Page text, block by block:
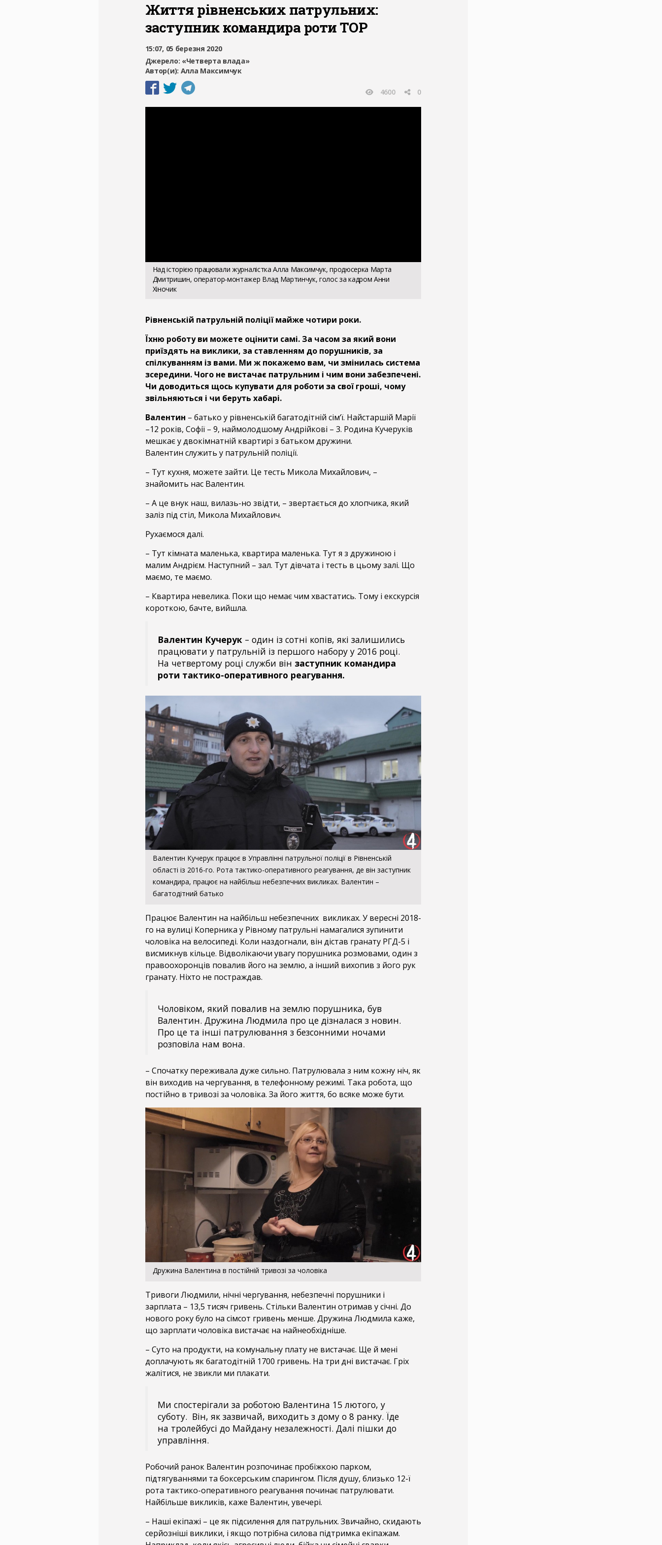
Життя рівненських патрульних:
заступник командира роти ТОР
15:07, 05 березня 2020
Джерело: «Четверта влада»
Автор(и): Алла Максимчук
4600 0
Над історією працювали журналістка Алла Максимчук, продюсерка Марта
Дмитришин, оператор-монтажер Влад Мартинчук, голос за кадром Анни
Хіночик
Рівненській патрульній поліції майже чотири роки.
Їхню роботу ви можете оцінити самі. За часом за який вони
приїздять на виклики, за ставленням до порушників, за
спілкуванням із вами. Ми ж покажемо вам, чи змінилась система
зсередини. Чого не вистачає патрульним і чим вони забезпечені.
Чи доводиться щось купувати для роботи за свої гроші, чому
звільняються і чи беруть хабарі.
Валентин – батько у рівненській багатодітній сім‘ї. Найстаршій Марії
–12 років, Софії – 9, наймолодшому Андрійкові – 3. Родина Кучеруків
мешкає у двокімнатній квартирі з батьком дружини.
Валентин служить у патрульній поліції.
– Тут кухня, можете зайти. Це тесть Микола Михайлович, –
знайомить нас Валентин.
– А це внук наш, вилазь-но звідти, – звертається до хлопчика, який
заліз під стіл, Микола Михайлович.
Рухаємося далі.
– Тут кімната маленька, квартира маленька. Тут я з дружиною і
малим Андрієм. Наступний – зал. Тут дівчата і тесть в цьому залі. Що
маємо, те маємо.
– Квартира невелика. Поки що немає чим хвастатись. Тому і екскурсія
короткою, бачте, вийшла.
Валентин Кучерук – один із сотні копів, які залишились
працювати у патрульній із першого набору у 2016 році.
На четвертому році служби він заступник командира
роти тактико-оперативного реагування.
Валентин Кучерук працює в Управлінні патрульної поліції в Рівненській
області із 2016-го. Рота тактико-оперативного реагування, де він заступник
командира, працює на найбільш небезпечних викликах. Валентин –
багатодітний батько
Працює Валентин на найбільш небезпечних викликах. У вересні 2018-
го на вулиці Коперника у Рівному патрульні намагалися зупинити
чоловіка на велосипеді. Коли наздогнали, він дістав гранату РГД-5 і
висмикнув кільце. Відволікаючи увагу порушника розмовами, один з
правоохоронців повалив його на землю, а інший вихопив з його рук
гранату. Ніхто не постраждав.
Чоловіком, який повалив на землю порушника, був
Валентин. Дружина Людмила про це дізналася з новин.
Про це та інші патрулювання з безсонними ночами
розповіла нам вона.
– Спочатку переживала дуже сильно. Патрулювала з ним кожну ніч, як
він виходив на чергування, в телефонному режимі. Така робота, що
постійно в тривозі за чоловіка. За його життя, бо всяке може бути.
Дружина Валентина в постійній тривозі за чоловіка
Тривоги Людмили, нічні чергування, небезпечні порушники і
зарплата – 13,5 тисяч гривень. Стільки Валентин отримав у січні. До
нового року було на сімсот гривень менше. Дружина Людмила каже,
що зарплати чоловіка вистачає на найнеобхідніше.
– Суто на продукти, на комунальну плату не вистачає. Ще й мені
доплачують як багатодітній 1700 гривень. На три дні вистачає. Гріх
жалітися, не звикли ми плакати.
Ми спостерігали за роботою Валентина 15 лютого, у
суботу. Він, як зазвичай, виходить з дому о 8 ранку. Їде
на тролейбусі до Майдану незалежності. Далі пішки до
управління.
Робочий ранок Валентин розпочинає пробіжкою парком,
підтягуваннями та боксерським спарингом. Після душу, близько 12-ї
рота тактико-оперативного реагування починає патрулювати.
Найбільше викликів, каже Валентин, увечері.
– Наші екіпажі – це як підсилення для патрульних. Звичайно, скидають
серйозніші виклики, і якщо потрібна силова підтримка екіпажам.